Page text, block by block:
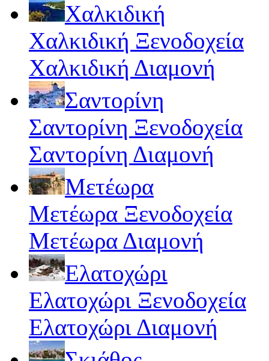
Χαλκιδική
Χαλκιδική Ξενοδοχεία
Χαλκιδική Διαμονή
Σαντορίνη
Σαντορίνη Ξενοδοχεία
Σαντορίνη Διαμονή
Μετέωρα
Μετέωρα Ξενοδοχεία
Μετέωρα Διαμονή
Ελατοχώρι
Ελατοχώρι Ξενοδοχεία
Ελατοχώρι Διαμονή